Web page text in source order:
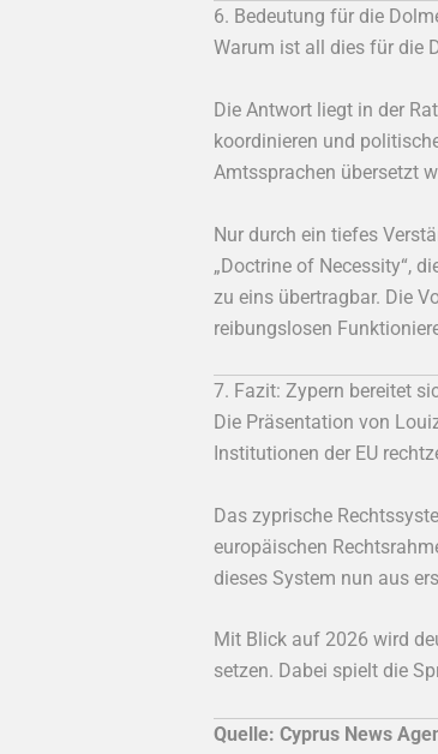
6. Bedeutung für die
Warum ist all dies für die
Die Antwort liegt in der
koordinieren und
Amtssprachen übersetzt
Nur durch ein tiefes
„Doctrine of Necessity“,
zu eins übertragbar. Die
reibungslosen
7. Fazit: Zypern bereitet
Die Präsentation von
Institutionen der EU
Das zyprische
europäischen
dieses System nun aus
Mit Blick auf 2026 wird
setzen. Dabei spielt die
Quelle: Cyprus News